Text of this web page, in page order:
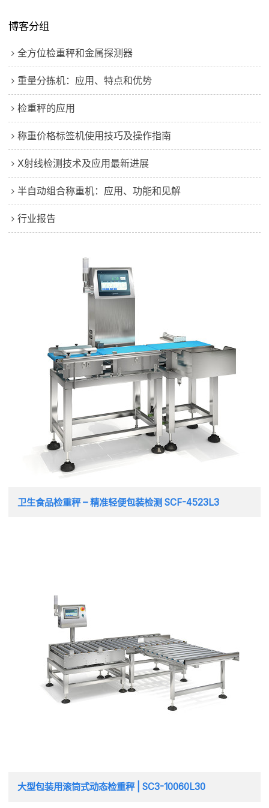
博客分组
全方位检重秤和金属探测器
重量分拣机：应用、特点和优势
检重秤的应用
称重价格标签机使用技巧及操作指南
X射线检测技术及应用最新进展
半自动组合称重机：应用、功能和见解
行业报告
卫生食品检重秤 – 精准轻便包装检测 SCF-4523L3
大型包装用滚筒式动态检重秤 | SC3-10060L30